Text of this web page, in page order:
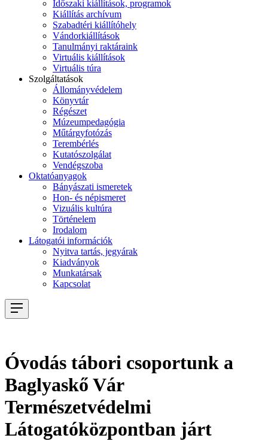
Időszaki kiállítások, programok
Kiállítás archívum
Szabadtéri kiállítóhely
Vándorkiállítások
Tanulmányi raktáraink
Virtuális kiállítások
Virtuális túra
Szolgáltatások
Állományvédelem
Könyvtár
Régészet
Múzeumpedagógia
Műtárgyfotózás
Terembérlés
Kutatószolgálat
Vendégszoba
Oktatóanyagok
Bányászati ismeretek
Hon- és népismeret
Vizuális kultúra
Történelem
Irodalom
Látogatói információk
Nyitva tartás, jegyárak
Kiadványok
Munkatársak
Kapcsolat
Navigation
Óvodás tábori csoportunk a
Baglyaskő Vár
Természetvédelmi
Látogatóközpontban járt